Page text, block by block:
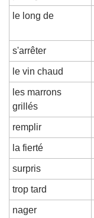
le long de
s'arrêter
le vin chaud
les marrons
grillés
remplir
la fierté
surpris
trop tard
nager